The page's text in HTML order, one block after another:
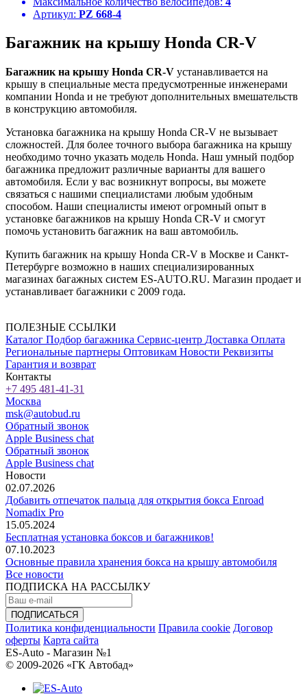
Артикул: PZ 668-4
Багажник на крышу Honda CR-V
Багажник на крышу Honda CR-V устанавливается на
крышу в специальные места предусмотренные инженерами
компании Honda и не требуют дополнительных вмешательств
в конструкцию автомобиля.
Установка багажника на крышу Honda CR-V не вызывает
сложностей. Для более точного выбора багажника на крышу
необходимо точно указать модель Honda. Наш умный подбор
багажника предложит различные варианты для вашего
автомобиля. Если у вас возникнут вопросы, вы можете
связаться с нашими специалистами любым удобным
способом. Наши специалисты имеют огромный опыт в
установке багажников на крышу Honda CR-V и смогут
помочь установить багажник на ваш автомобиль.
Купить багажник на крышу Honda CR-V в Москве и Санкт-
Петербурге возможно в наших специализированных
магазинах багажных систем ES-AUTO.RU. Магазин продает и
устанавливает багажники с 2009 года.
ПОЛЕЗНЫЕ ССЫЛКИ
Каталог Подбор багажника Сервис-центр Доставка Оплата
Региональные партнеры Оптовикам Новости Реквизиты
Гарантия и возврат
Контакты
+7 495 481-41-31
Москва
msk@autobud.ru
Обратный звонок
Apple Business chat
Обратный звонок
Apple Business chat
Новости
02.07.2026
Добавить отпечаток пальца для открытия бокса Enroad
Nomadix Pro
15.05.2024
Бесплатная установка боксов и багажников!
07.10.2023
Основные правила хранения бокса на крышу автомобиля
Все новости
ПОДПИСКА НА РАССЫЛКУ
Политика конфиденциальности Правила cookie Договор
оферты Карта сайта
ES-Auto - Магазин №1
© 2009-2026 «ГК Автобад»